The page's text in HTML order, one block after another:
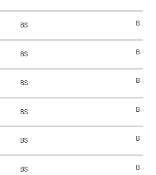
BS B
BS B
BS B
BS B
BS B
BS B